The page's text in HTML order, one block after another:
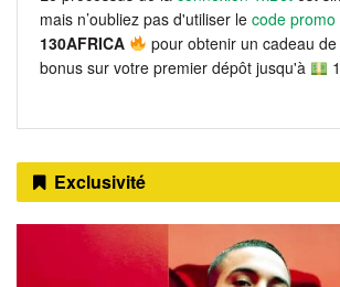
mais n’oubliez pas d'utiliser le code promo
130AFRICA
pour obtenir un cadeau
bonus sur votre premier dépôt jusqu'à
Exclusivité